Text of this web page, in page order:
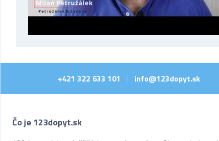
+421 322 633 101 info@123dopyt.sk
Čo je 123dopyt.sk